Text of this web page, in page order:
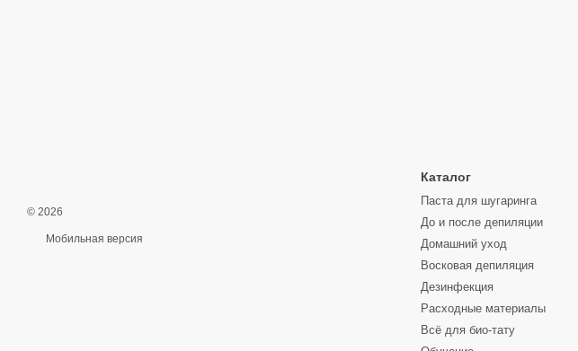
© 2026
Мобильная версия
Каталог
Паста для шугаринга
До и после депиляции
Домашний уход
Восковая депиляция
Дезинфекция
Расходные материалы
Всё для био-тату